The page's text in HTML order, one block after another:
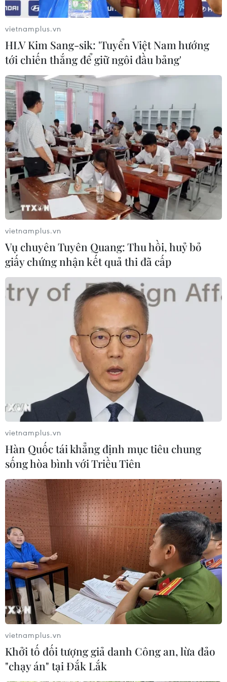
Iran bác bỏ phương án thỏa thuận hạt
nhân hai giai đoạn
18/02/2015 15:28
Người phát ngôn Bộ Ngoại giao Iran Marzieh Afkham
cho biết nước này bác bỏ phương án thỏa thuận hạt
nhân hai giai đoạn với hạn chót là tháng Bảy tới.
vietnamplus.vn
HLV Kim Sang-sik: 'Tuyển Việt Nam hướng
tới chiến thắng để giữ ngôi đầu bảng'
vietnamplus.vn
Vụ chuyên Tuyên Quang: Thu hồi, huỷ bỏ
giấy chứng nhận kết quả thi đã cấp
vietnamplus.vn
Hàn Quốc tái khẳng định mục tiêu chung
sống hòa bình với Triều Tiên
vietnamplus.vn
Khởi tố đối tượng giả danh Công an, lừa đảo
"chạy án" tại Đắk Lắk